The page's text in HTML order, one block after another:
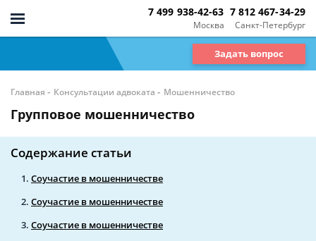
Москва
7 499 938-42-63
Санкт-Петербург
7 812 467-34-29
Задать вопрос
Главная - Консультации адвоката - Мошенничество
Групповое мошенничество
Содержание статьи
Соучастие в мошенничестве
Соучастие в мошенничестве
Соучастие в мошенничестве